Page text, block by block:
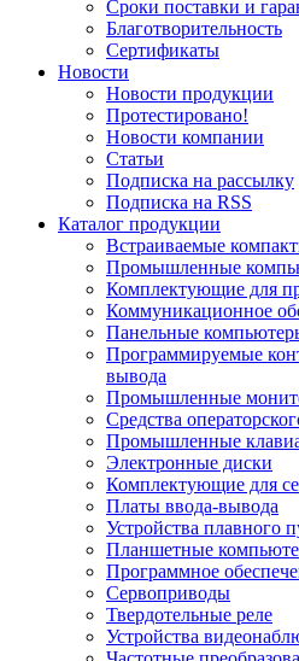
Сроки поставки и
Благотворительность
Сертификаты
Новости
Новости продукции
Протестировано!
Новости компании
Статьи
Подписка на рассылку
Подписка на RSS
Каталог продукции
Встраиваемые
Промышленные
Комплектующие для
Коммуникационное
Панельные
Программируемые
вывода
Промышленные
Средства
Промышленные
Электронные диски
Комплектующие для
Платы ввода-вывода
Устройства плавного
Планшетные
Программное
Сервоприводы
Твердотельные реле
Устройства